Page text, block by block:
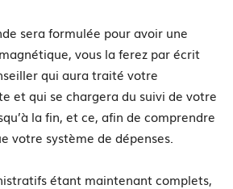
sera formulée pour avoir une
vous la ferez par écrit
qui aura traité votre
et qui se chargera du suivi de votre
la fin, et ce, afin de comprendre
votre système de dépenses.
étant maintenant complets,